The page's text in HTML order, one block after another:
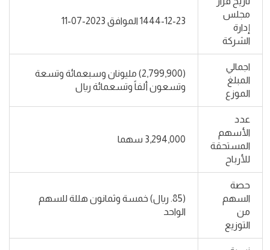
مجلس
إدارة
الشركة
1444-12-23 الموافق 2023-07-11
اجمالي
المبلغ
الموزع
(2,799,900) مليونان وسبعمائة وتسعة
وتسعون ألفاً وتسعمائة ريال
عدد
الأسهم
المستحقة
للأرباح
3,294,000 سهما
حصة
السهم
من
التوزيع
(85. ريال) خمسة وثمانون هللة للسهم
الواحد